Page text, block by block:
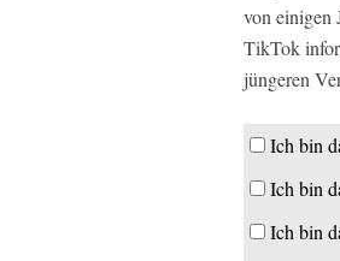
von einigen
TikTok
jüngeren
Ich bin
Ich bin
Ich bin